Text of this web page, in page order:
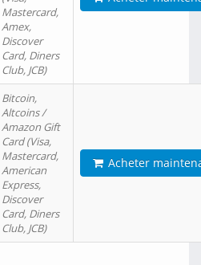
Mastercard,
Amex,
Discover
Card, Diners
Club, JCB)
Bitcoin,
Altcoins /
Amazon Gift
Card (Visa,
Mastercard,
American
Express,
Discover
Card, Diners
Club, JCB)
Acheter